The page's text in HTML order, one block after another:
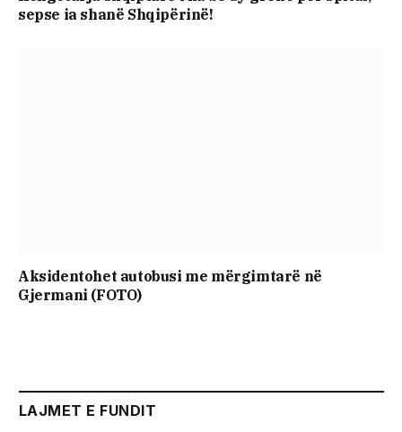
sepse ia shanë Shqipërinë!
Aksidentohet autobusi me mërgimtarë në
Gjermani (FOTO)
LAJMET E FUNDIT